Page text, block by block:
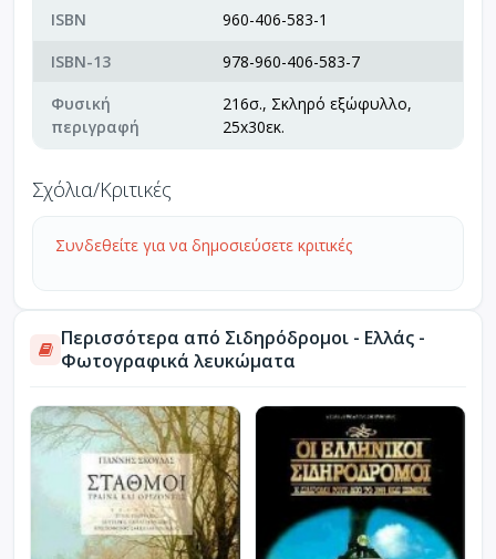
ISBN
960-406-583-1
ISBN-13
978-960-406-583-7
Φυσική
περιγραφή
216σ., Σκληρό εξώφυλλο,
25x30εκ.
Σχόλια/Κριτικές
Συνδεθείτε για να δημοσιεύσετε κριτικές
Περισσότερα από Σιδηρόδρομοι - Ελλάς -
Φωτογραφικά λευκώματα